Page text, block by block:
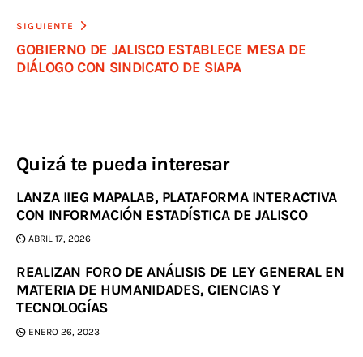
SIGUIENTE
GOBIERNO DE JALISCO ESTABLECE MESA DE
DIÁLOGO CON SINDICATO DE SIAPA
Quizá te pueda interesar
LANZA IIEG MAPALAB, PLATAFORMA INTERACTIVA
CON INFORMACIÓN ESTADÍSTICA DE JALISCO
ABRIL 17, 2026
REALIZAN FORO DE ANÁLISIS DE LEY GENERAL EN
MATERIA DE HUMANIDADES, CIENCIAS Y
TECNOLOGÍAS
ENERO 26, 2023